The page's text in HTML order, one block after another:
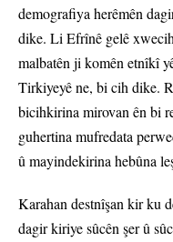
demografiya herêmên
dike. Li Efrînê gelê
malbatên ji komên etnîkî
Tirkiyeyê ne, bi cih dike.
bicihkirina mirovan ên bi
guhertina mufredata
û mayindekirina hebûna
Karahan destnîşan kir ku
dagir kiriye sûcên şer û